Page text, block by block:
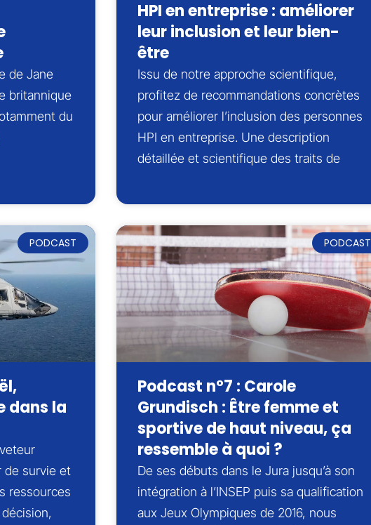
de Jane
britannique
du
HPI en entreprise : améliorer
leur inclusion et leur bien-
être
Issu de notre approche scientifique,
profitez de recommandations concrètes
pour améliorer l’inclusion des personnes
HPI en entreprise. Une description
détaillée et scientifique des traits de
PODCAST
dans la
de survie et
ressources
PODCAST
Podcast n°7 : Carole
Grundisch : Être femme et
sportive de haut niveau, ça
ressemble à quoi ?
De ses débuts dans le Jura jusqu’à son
intégration à l’INSEP puis sa qualification
aux Jeux Olympiques de 2016, nous